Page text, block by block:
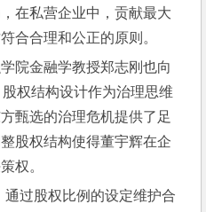
在私营企业中，贡献最大
合合理和公正的原则。
院金融学教授郑志刚也向
权结构设计作为治理思维
甄选的治理危机提供了足
股权结构使得董宇辉在企
权。
通过股权比例的设定维护合